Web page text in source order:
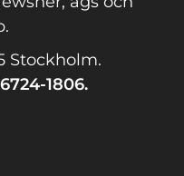
Stockholm.
1806.